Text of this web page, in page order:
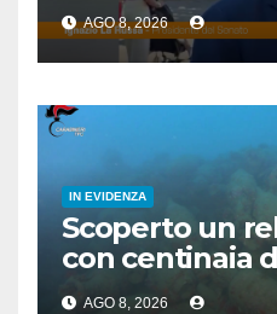
voltare le
AGO 8, 2026
IN EVIDENZA
Scoperto un
con centinaia
largo di Mazara
AGO 8, 2026